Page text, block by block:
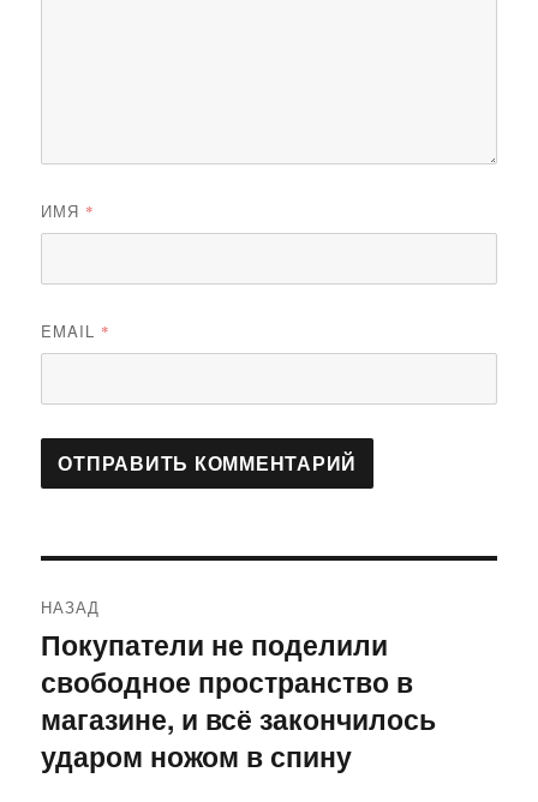
ИМЯ *
EMAIL *
по
записям
НАЗАД
Предыдущая
запись:
Покупатели не поделили
свободное пространство в
магазине, и всё закончилось
ударом ножом в спину